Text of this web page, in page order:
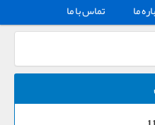
ما تماس با ما